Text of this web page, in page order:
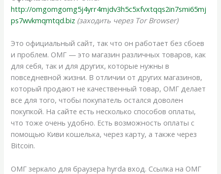
http://omgomgomg5j4yrr4mjdv3h5c5xfvxtqqs2in7smi65mj
ps7wvkmqmtqd.biz (заходить через Tor Browser)
Это официальный сайт, так что он работает без сбоев
и проблем. ОМГ — это магазин различных товаров, как
для себя, так и для других, которые нужны в
повседневной жизни. В отличии от других магазинов,
который продают не качественный товар, ОМГ делает
все для того, чтобы покупатель остался доволен
покупкой. На сайте есть несколько способов оплаты,
что тоже очень удобно. Есть возможность оплаты с
помощью Киви кошелька, через карту, а также через
Bitcoin.
ОМГ зеркало для браузера hyrda вход. Ссылка на ОМГ